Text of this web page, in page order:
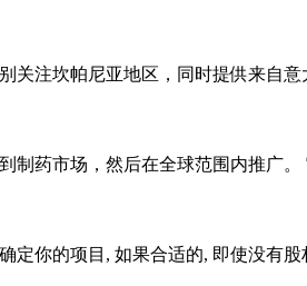
注坎帕尼亚地区，同时提供来自
药市场，然后在全球范围内推广
你的项目, 如果合适的, 即使没有